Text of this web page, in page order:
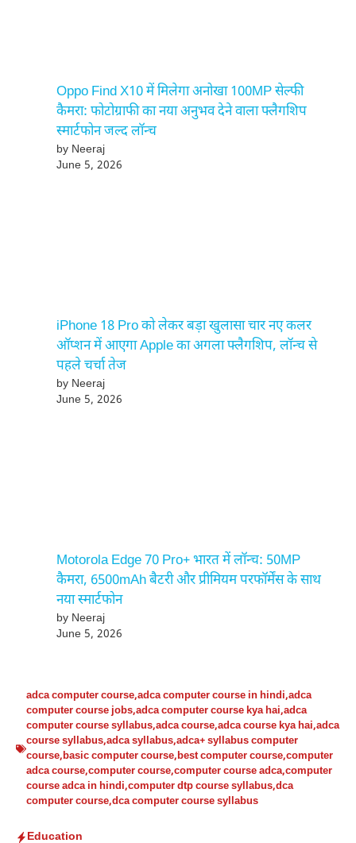
Oppo Find X10 में मिलेगा अनोखा 100MP सेल्फी
कैमरा: फोटोग्राफी का नया अनुभव देने वाला फ्लैगशिप
स्मार्टफोन जल्द लॉन्च
by Neeraj
June 5, 2026
iPhone 18 Pro को लेकर बड़ा खुलासा चार नए कलर
ऑप्शन में आएगा Apple का अगला फ्लैगशिप, लॉन्च से
पहले चर्चा तेज
by Neeraj
June 5, 2026
Motorola Edge 70 Pro+ भारत में लॉन्च: 50MP
कैमरा, 6500mAh बैटरी और प्रीमियम परफॉर्मेंस के साथ
नया स्मार्टफोन
by Neeraj
June 5, 2026
adca computer course,adca computer course in hindi,adca
computer course jobs,adca computer course kya hai,adca
computer course syllabus,adca course,adca course kya hai,adca
course syllabus,adca syllabus,adca+ syllabus computer
course,basic computer course,best computer course,computer
adca course,computer course,computer course adca,computer
course adca in hindi,computer dtp course syllabus,dca
computer course,dca computer course syllabus
Education